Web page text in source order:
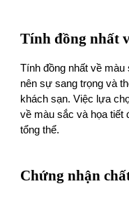
Tính đồng nhất
Tính đồng nhất về màu
nên sự sang trọng và
khách sạn. Việc lựa
về màu sắc và họa tiết
tổng thể.
Chứng nhận